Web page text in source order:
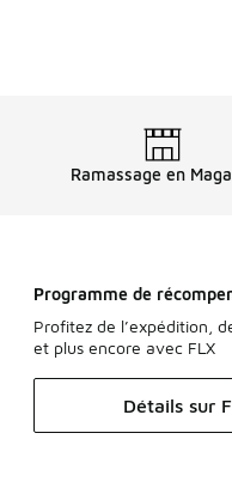
Ramassage en
Programme de
Profitez de l’expédition,
et plus encore avec FLX
Détails sur